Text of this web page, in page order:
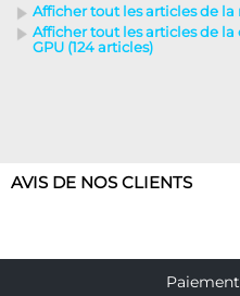
Afficher tout les articles de la
Afficher tout les articles de
GPU (124 articles)
AVIS DE NOS CLIENTS